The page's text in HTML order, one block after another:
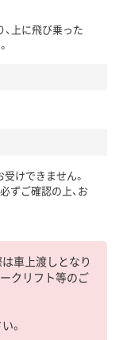
上に飛び乗った
けできません。
必ずご確認の上、お
車上渡しとなり
クリフト等のご
。